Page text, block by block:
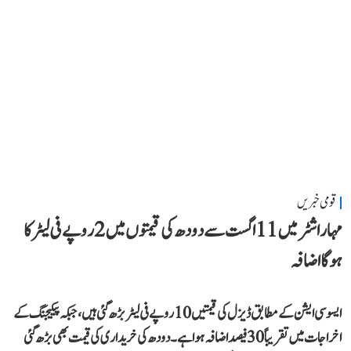
قومی خبریں
مہاراشٹر میں 11 اگست سے دودھ کی قیمتوں میں 2 روپے فی لیٹر کا
ہوگا اضافہ
ایسوسی ایشن کے مطابق ڈیزل کی قیمتیں 10 روپے فی لیٹر بڑھ گئی ہیں، جبکہ پیکیجنگ کے
اخراجات میں تقریباً 30 فیصد اضافہ ہوا ہے۔ دودھ کی خریداری کی قیمت بھی بڑھ گئی